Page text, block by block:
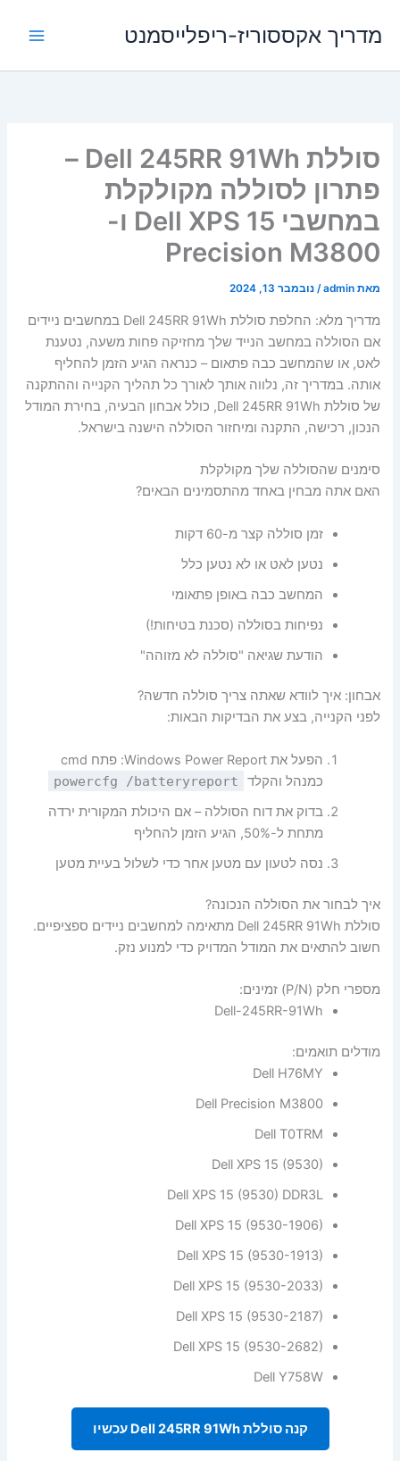
לתוכןמדריך אקססוריז-ריפלייסמנט
סוללת Dell 245RR 91Wh –
פתרון לסוללה מקולקלת
במחשבי Dell XPS 15 ו-
Precision M3800
מאתadmin
/נובמבר 13, 2024
מדריך מלא: החלפת סוללת Dell 245RR 91Wh במחשבים ניידים
אם הסוללה במחשב הנייד שלך מחזיקה פחות משעה, נטענת
לאט, או שהמחשב כבה פתאום – כנראה הגיע הזמן להחליף
אותה. במדריך זה, נלווה אותך לאורך כל תהליך הקנייה וההתקנה
של סוללת Dell 245RR 91Wh, כולל אבחון הבעיה, בחירת המודל
הנכון, רכישה, התקנה ומיחזור הסוללה הישנה בישראל.
סימנים שהסוללה שלך מקולקלת
האם אתה מבחין באחד מהתסמינים הבאים?
זמן סוללה קצר מ-60 דקות
נטען לאט או לא נטען כלל
המחשב כבה באופן פתאומי
נפיחות בסוללה (סכנת בטיחות!)
הודעת שגיאה "סוללה לא מזוהה"
אבחון: איך לוודא שאתה צריך סוללה חדשה?
לפני הקנייה, בצע את הבדיקות הבאות:
הפעל את Windows Power Report: פתח cmd
כמנהל והקלד
powercfg /batteryreport
בדוק את דוח הסוללה – אם היכולת המקורית ירדה
מתחת ל-50%, הגיע הזמן להחליף
נסה לטעון עם מטען אחר כדי לשלול בעיית מטען
איך לבחור את הסוללה הנכונה?
סוללת Dell 245RR 91Wh מתאימה למחשבים ניידים ספציפיים.
חשוב להתאים את המודל המדויק כדי למנוע נזק.
מספרי חלק (P/N) זמינים:
Dell-245RR-91Wh
מודלים תואמים:
Dell H76MY
Dell Precision M3800
Dell T0TRM
Dell XPS 15 (9530)
Dell XPS 15 (9530) DDR3L
Dell XPS 15 (9530-1906)
Dell XPS 15 (9530-1913)
Dell XPS 15 (9530-2033)
Dell XPS 15 (9530-2187)
Dell XPS 15 (9530-2682)
Dell Y758W
קנה סוללת Dell 245RR 91Wh עכשיו